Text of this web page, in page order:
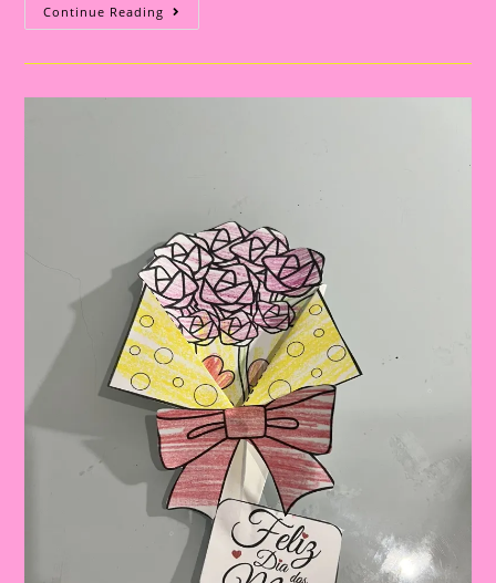
Continue Reading Atividade
Dia
Mães